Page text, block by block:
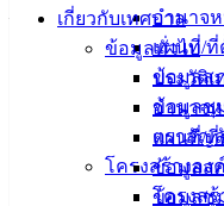
อำนาจ
แผนที่/ที่
ข้อมูลส
ข้อมูลชุ
ตราสัญ
โครงสร้างอง
โครงสร้
เกี่ยวกับเทศบาล
ข้อมูลทั่วไป
ประวัติเ
อำนาจ
แผนที่/ที่
ข้อมูลส
ข้อมูลชุ
ปีงบประมาณ พ.ศ
สิงหาคม 9, 2023 สิงห
การโอนเงินงบประมาณร
ดาวน์โหลด